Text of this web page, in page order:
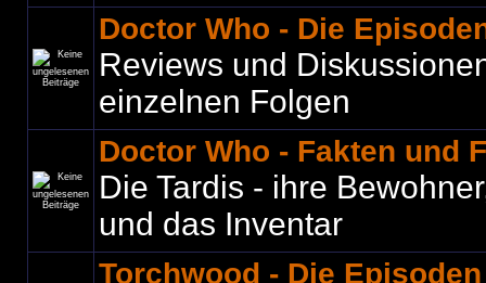
Doctor Who - Die
Reviews und
einzelnen Folgen
Doctor Who - Fakten und
Die Tardis - ihre
und das Inventar
Torchwood - Die Episoden